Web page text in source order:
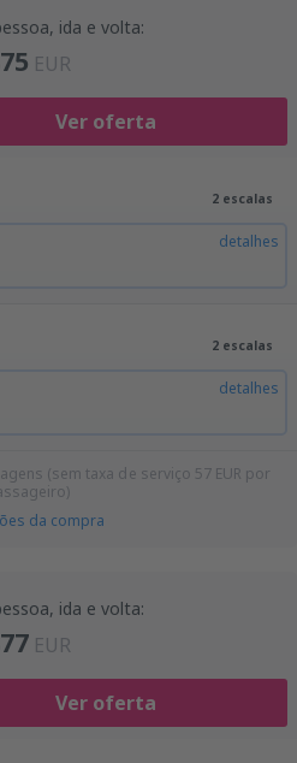
ida e volta:
EUR
Ver oferta
2 escalas
detalhes
2 escalas
detalhes
(sem taxa de serviço 57 EUR por
da compra
ida e volta:
EUR
Ver oferta